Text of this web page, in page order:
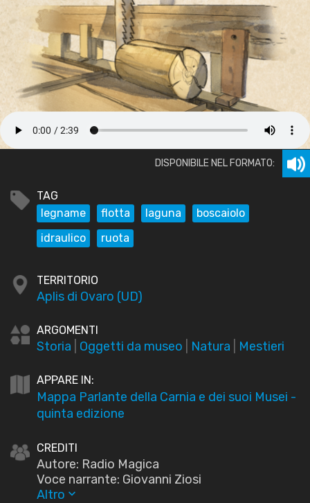
DISPONIBILE NEL FORMATO:
TAG
legname
flotta laguna
boscaiolo
idraulico
ruota
TERRITORIO
Aplis di Ovaro (UD)
ARGOMENTI
Storia Oggetti da museo Natura Mestieri
APPARE IN:
Mappa Parlante della Carnia e dei suoi Musei -
quinta edizione
CREDITI
Autore: Radio Magica
Voce narrante: Giovanni Ziosi
Altro keyboard_arrow_down